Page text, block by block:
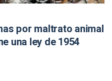
por maltrato animal
una ley de 1954